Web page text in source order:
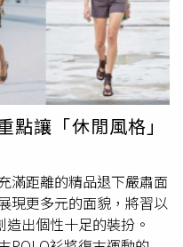
條紋款」及「LOGO
。舒適又好搭的全系列
圖／品牌提供)寬版剪裁
」，是今年春夏許多日本
一，此款單品除了是喜愛
受到許多喜愛中性風穿
鬆落肩感可修飾身形、
褲款或裙裝，就能創造
何年齡或性別，都能透過
搭，展現最潮寬鬆時尚。
感都好看。(圖／品牌提
點讓「休閒風格」
滿距離的精品退下嚴肅面
現更多元的面貌，將習以
出個性十足的裝扮。